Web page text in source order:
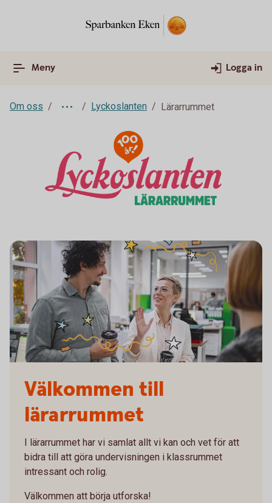
Meny Logga in
Om oss Lyckoslanten Lärarrummet
Välkommen till
lärarrummet
I lärarrummet har vi samlat allt vi kan och vet för att
bidra till att göra undervisningen i klassrummet
intressant och rolig.
Välkommen att börja utforska!